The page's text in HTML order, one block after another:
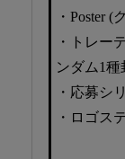
・Poster
・トレー
ンダム1種
・応募シ
・ロゴス